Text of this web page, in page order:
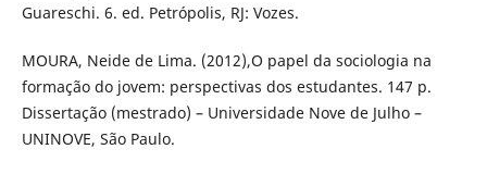
Guareschi. 6. ed. Petrópolis, RJ: Vozes.
MOURA, Neide de Lima. (2012),O papel da sociologia na
formação do jovem: perspectivas dos estudantes. 147 p.
Dissertação (mestrado) – Universidade Nove de Julho –
UNINOVE, São Paulo.